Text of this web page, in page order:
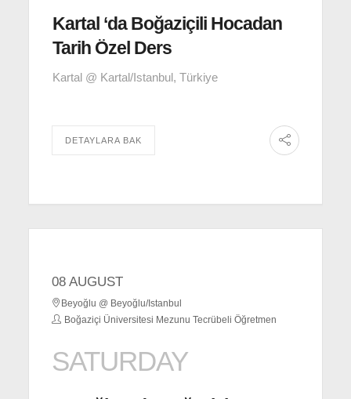
Kartal ‘da Boğaziçili Hocadan
Tarih Özel Ders
Kartal @ Kartal/Istanbul, Türkiye
DETAYLARA BAK
08 AUGUST
Beyoğlu @ Beyoğlu/Istanbul
Boğaziçi Üniversitesi Mezunu Tecrübeli Öğretmen
SATURDAY